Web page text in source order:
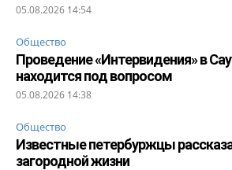
05.08.2026 14:54
Общество
Проведение «Интервидения» в
находится под вопросом
05.08.2026 14:38
Общество
Известные петербуржцы
загородной жизни